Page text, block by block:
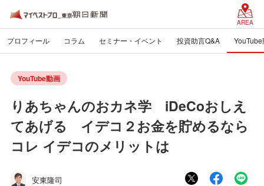
AREA
プロフィール コラム セミナー・イベント 投資助言Q&A
YouTube動画
りあちゃんのおカネ学 iDeCoおしえ
てあげる イデコ２お金を貯めるなら
コレ イデコのメリットは
安東隆司